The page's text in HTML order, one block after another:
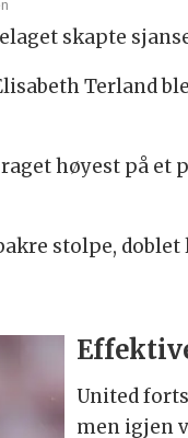
skapte
Terland
høyest på et
stolpe, doblet
United
men igjen